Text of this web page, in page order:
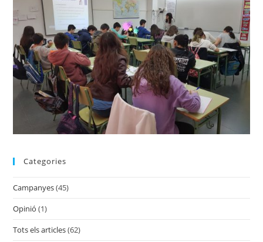
Categories
Campanyes(45)
Opinió (1)
Tots els articles(62)